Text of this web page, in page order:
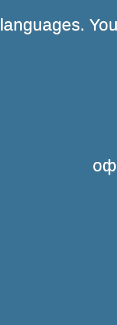
languages.